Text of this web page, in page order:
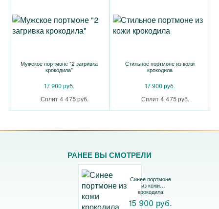
Мужское портмоне "2 загривка
крокодила"
17 900 руб.
Сплит 4 475 руб.
Стильное портмоне из кожи
крокодила
17 900 руб.
Сплит 4 475 руб.
РАНЕЕ ВЫ СМОТРЕЛИ
Синее портмоне
из кожи
крокодила
15 900 руб.